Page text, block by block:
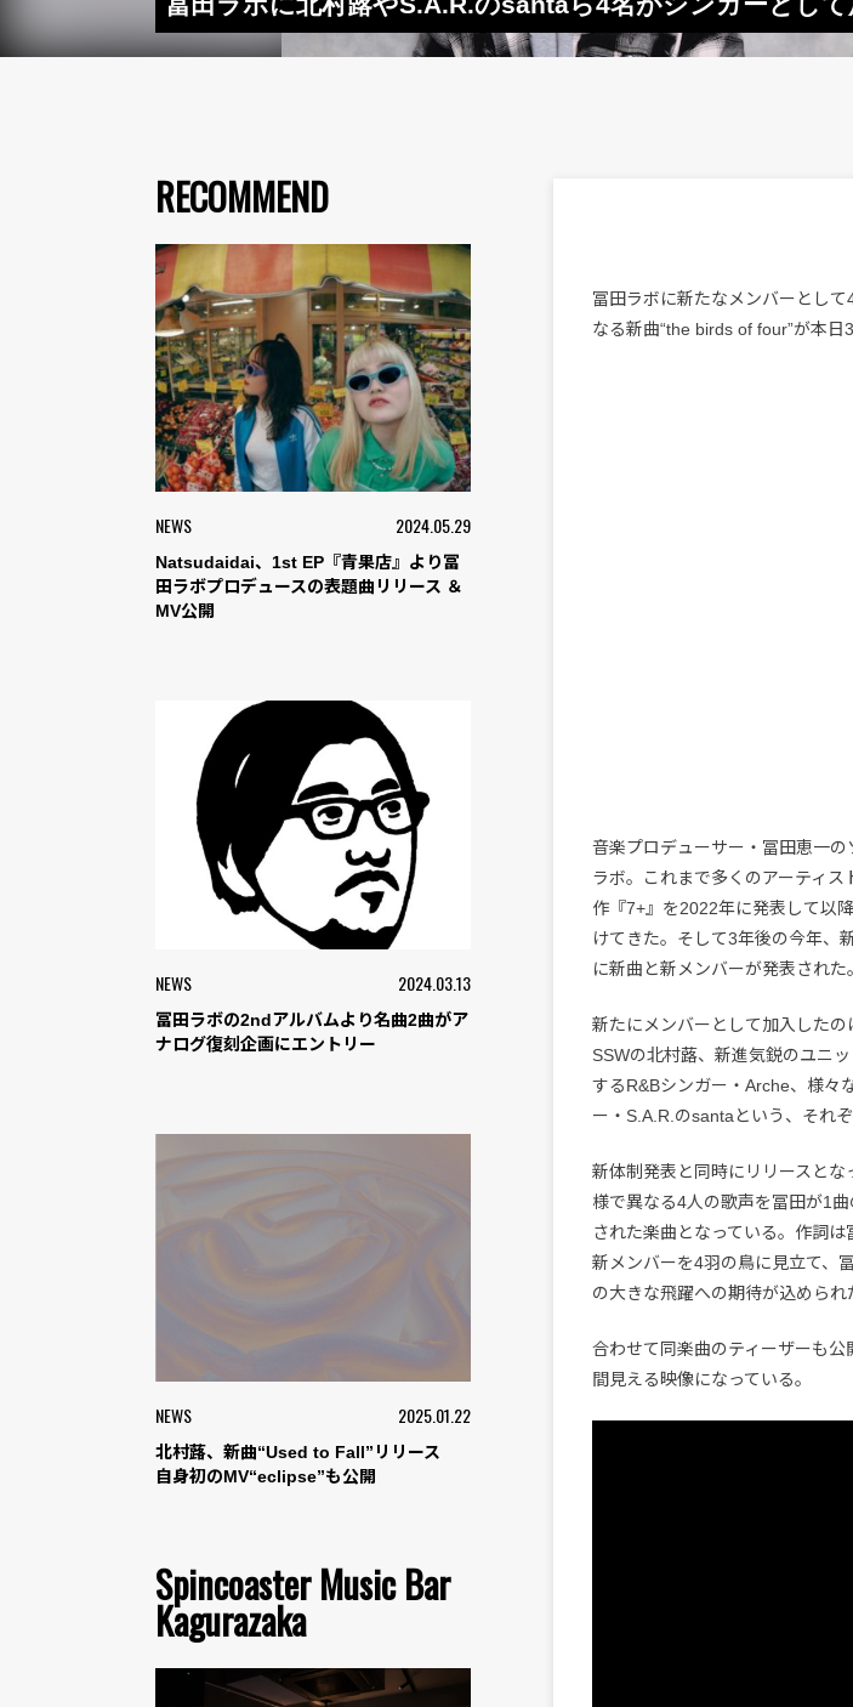
RECOMMEND
NEWS 2024.05.29
Natsudaidai、1st EP『青果店』より冨
田ラボプロデュースの表題曲リリース ＆
MV公開
NEWS 2024.03.13
冨田ラボの2ndアルバムより名曲2曲がア
ナログ復刻企画にエントリー
NEWS 2025.01.22
北村蕗、新曲“Used to Fall”リリース
自身初のMV“eclipse”も公開
Spincoaster Music Bar
Kagurazaka
冨田ラボに新たなメンバーとし
なる新曲“the birds of four”が本日
音楽プロデューサー・冨田恵一
ラボ。これまで多くのアーティ
作『7+』を2022年に発表して以
けてきた。そして3年後の今年、
に新曲と新メンバーが発表された。
新たにメンバーとして加入した
SSWの北村蕗、新進気鋭のユニ
するR&Bシンガー・Arche、様々
ー・S.A.R.のsantaという、それ
新体制発表と同時にリリースと
様で異なる4人の歌声を冨田が1
された楽曲となっている。作詞は
新メンバーを4羽の鳥に見立て、
の大きな飛躍への期待が込められ
合わせて同楽曲のティーザーも
間見える映像になっている。